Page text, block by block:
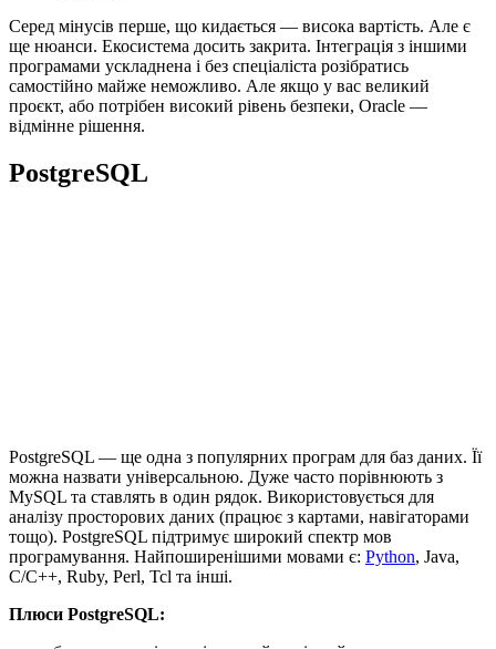
Серед мінусів перше, що кидається — висока вартість. Але є
ще нюанси. Екосистема досить закрита. Інтеграція з іншими
програмами ускладнена і без спеціаліста розібратись
самостійно майже неможливо. Але якщо у вас великий
проєкт, або потрібен високий рівень безпеки, Oracle —
відмінне рішення.
PostgreSQL
PostgreSQL — ще одна з популярних програм для баз даних. Її
можна назвати універсальною. Дуже часто порівнюють з
MySQL та ставлять в один рядок. Використовується для
аналізу просторових даних (працює з картами, навігаторами
тощо). PostgreSQL підтримує широкий спектр мов
програмування. Найпоширенішими мовами є: Python, Java,
C/C++, Ruby, Perl, Tcl та інші.
Плюси PostgreSQL: